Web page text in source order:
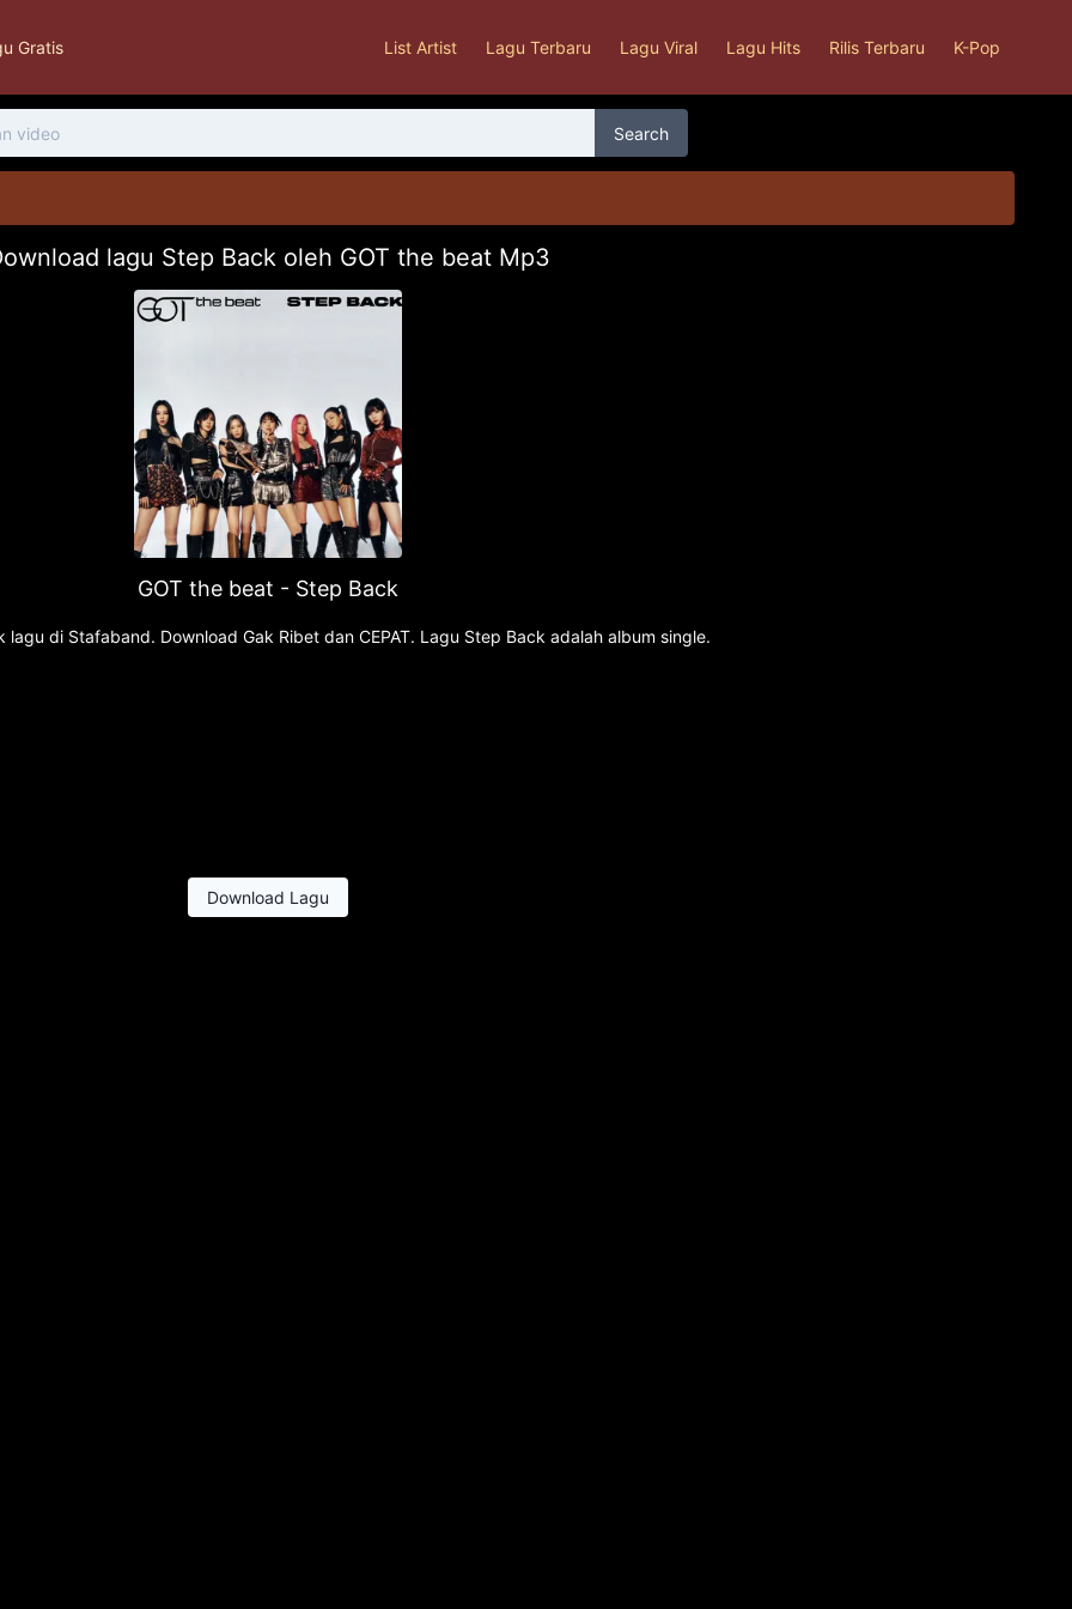
Gratis List Artist Lagu Terbaru Lagu Viral Lagu Hits Rilis Terbaru K-Pop
Search
lagu Step Back oleh GOT the beat Mp3
GOT the beat - Step Back
di Stafaband. Download Gak Ribet dan CEPAT. Lagu Step Back adalah album single.
Download Lagu